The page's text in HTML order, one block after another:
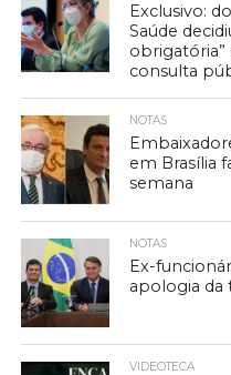
Exclusivo:
Saúde
obrigatória”
consulta
NOTAS
em Brasília
semana
NOTAS
Ex-
apologia da
VIDEOTECA